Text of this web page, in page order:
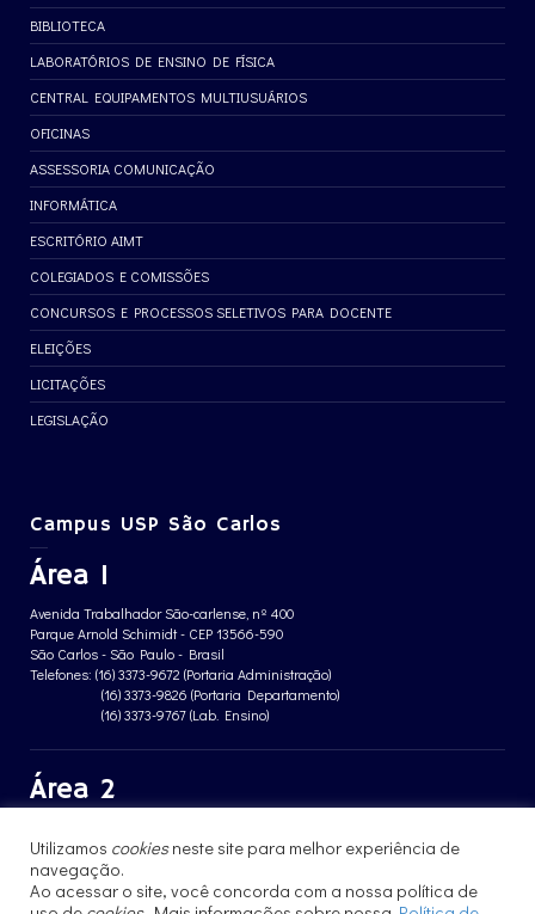
BIBLIOTECA
LABORATÓRIOS DE ENSINO DE FÍSICA
CENTRAL EQUIPAMENTOS MULTIUSUÁRIOS
OFICINAS
ASSESSORIA COMUNICAÇÃO
INFORMÁTICA
ESCRITÓRIO AIMT
COLEGIADOS E COMISSÕES
CONCURSOS E PROCESSOS SELETIVOS PARA DOCENTE
ELEIÇÕES
LICITAÇÕES
LEGISLAÇÃO
Campus USP São Carlos
Área 1
Avenida Trabalhador São-carlense, nº 400
Parque Arnold Schimidt - CEP 13566-590
São Carlos - São Paulo - Brasil
Telefones: (16) 3373-9672 (Portaria Administração)
(16) 3373-9826 (Portaria Departamento)
(16) 3373-9767 (Lab. Ensino)
Área 2
Jardim Santa Angelina - CEP 13563-120
São Carlos - São Paulo - Brasil
Telefone: (16) 3373-8068 (Portaria prédio CFBio)
(16) 3364-8070 (Portaria prédio poloTErRA)
Utilizamos cookiesneste site para melhor experiência de
navegação.
Ao acessar o site, você concorda com a nossa política de